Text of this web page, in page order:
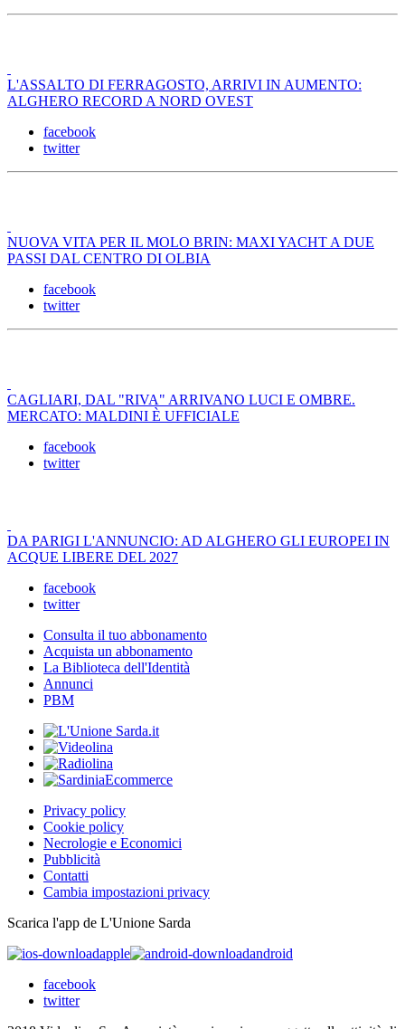
L'ASSALTO DI FERRAGOSTO, ARRIVI IN AUMENTO:
ALGHERO RECORD A NORD OVEST
facebook
twitter
NUOVA VITA PER IL MOLO BRIN: MAXI YACHT A DUE
PASSI DAL CENTRO DI OLBIA
facebook
twitter
CAGLIARI, DAL "RIVA" ARRIVANO LUCI E OMBRE.
MERCATO: MALDINI È UFFICIALE
facebook
twitter
DA PARIGI L'ANNUNCIO: AD ALGHERO GLI EUROPEI IN
ACQUE LIBERE DEL 2027
facebook
twitter
Consulta il tuo abbonamento
Acquista un abbonamento
La Biblioteca dell'Identità
Annunci
PBM
Privacy policy
Cookie policy
Necrologie e Economici
Pubblicità
Contatti
Cambia impostazioni privacy
Scarica l'app de L'Unione Sarda
apple
android
facebook
twitter